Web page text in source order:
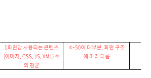
1화면당 사용되는 콘텐츠
(이미지, CSS, JS, XML)수
의 평균
4~50이 대부분. 화면 구조
에 따라 다름